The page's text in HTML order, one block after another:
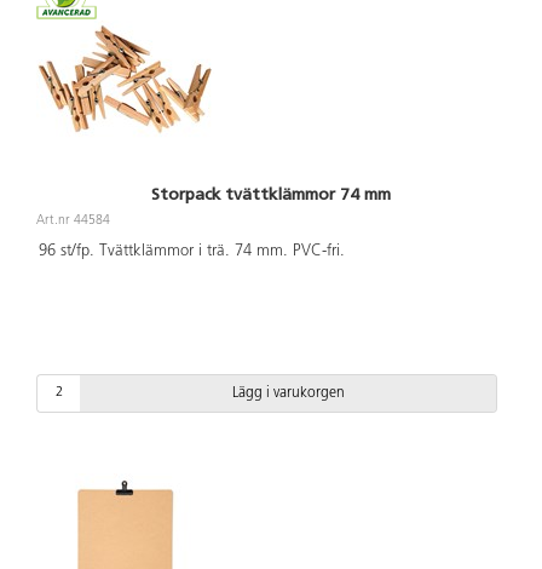
Storpack tvättklämmor 74 mm
Art.nr 44584
96 st/fp. Tvättklämmor i trä. 74 mm. PVC-fri.
Lägg i varukorgen